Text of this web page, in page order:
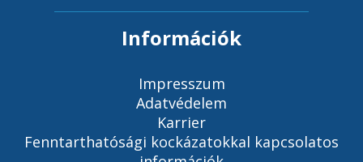
Információk
Impresszum
Adatvédelem
Karrier
Fenntarthatósági kockázatokkal kapcsolatos